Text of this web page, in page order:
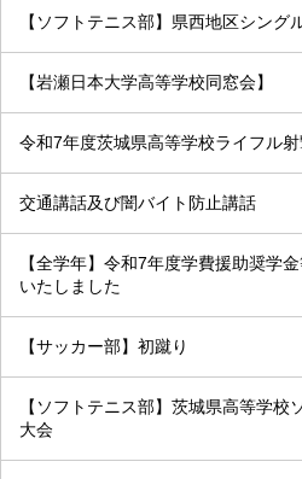
【ソフトテニス部】県西地区シング
【岩瀬日本大学高等学校同窓会】
令和7年度茨城県高等学校ライフル
交通講話及び闇バイト防止講話
【全学年】令和7年度学費援助奨学
いたしました
【サッカー部】初蹴り
【ソフトテニス部】茨城県高等学校
大会